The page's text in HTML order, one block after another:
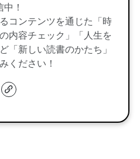
中！
コンテンツを通じた「時
内容チェック」「人生を
「新しい読書のかたち」
ください！